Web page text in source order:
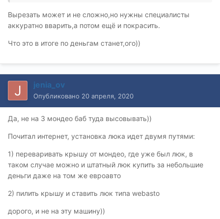
Вырезать может и не сложно,но нужны специалисты
аккуратно вварить,а потом ещё и покрасить.
Что это в итоге по деньгам станет,ого))
jenia_ov
Опубликовано 20 апреля, 2020
Да, не на 3 мондео баб туда высовывать))
Почитал интернет, установка люка идет двумя путями:
1) переваривать крышу от мондео, где уже был люк, в
таком случае можно и штатный люк купить за небольшие
деньги даже на том же евроавто
2) пилить крышу и ставить люк типа webasto
дорого, и не на эту машину))